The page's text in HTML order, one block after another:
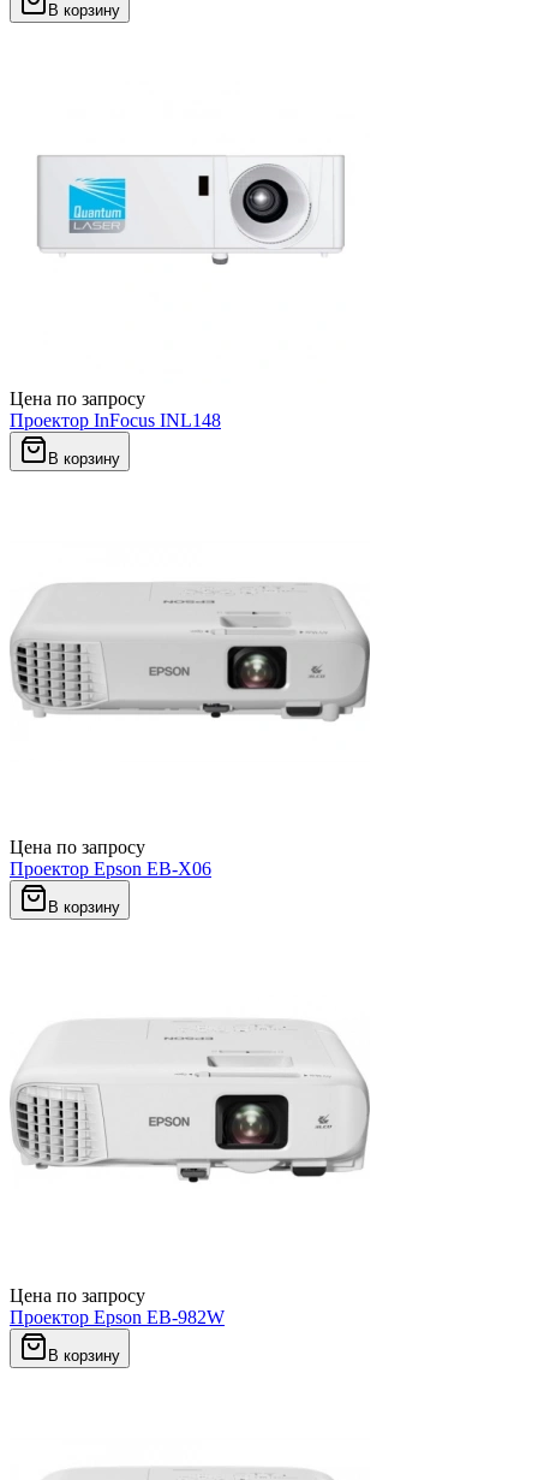
В корзину
Цена по запросу
Проектор InFocus INL148
В корзину
Цена по запросу
Проектор Epson EB-X06
В корзину
Цена по запросу
Проектор Epson EB-982W
В корзину